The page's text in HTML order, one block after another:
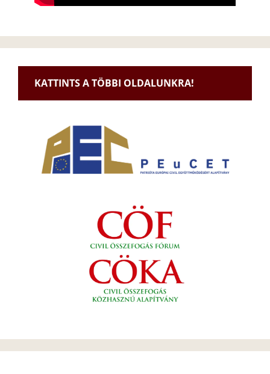
KATTINTS A TÖBBI OLDALUNKRA!